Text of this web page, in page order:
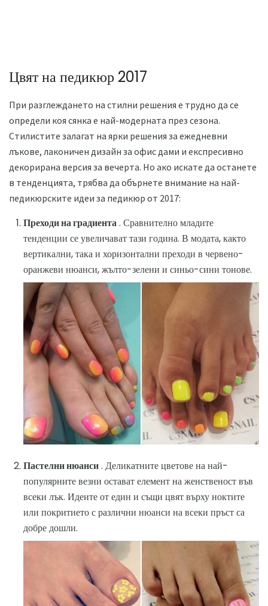
Цвят на педикюр 2017
При разглеждането на стилни решения е трудно да се
определи коя сянка е най-модерната през сезона.
Стилистите залагат на ярки решения за ежедневни
лъкове, лаконичен дизайн за офис дами и експресивно
декорирана версия за вечерта. Но ако искате да останете
в тенденцията, трябва да обърнете внимание на най-
педикюрските идеи за педикюр от 2017:
Преходи на градиента. Сравнително младите
тенденции се увеличават тази година. В модата, както
вертикални, така и хоризонтални преходи в червено-
оранжеви нюанси, жълто-зелени и синьо-сини тонове.
Пастелни нюанси. Деликатните цветове на най-
популярните везни остават елемент на женственост във
всеки лък. Идеите от един и същи цвят върху ноктите
или покритието с различни нюанси на всеки пръст са
добре дошли.